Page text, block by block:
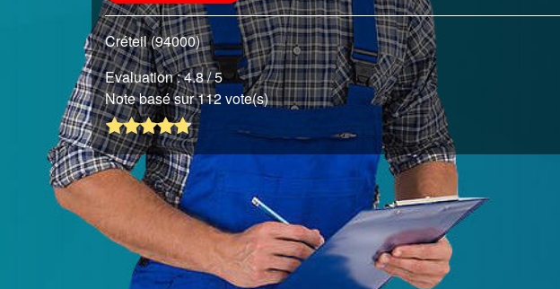
Créteil (94000)
Evaluation :4.8/ 5
Note basé sur 112 vote(s)